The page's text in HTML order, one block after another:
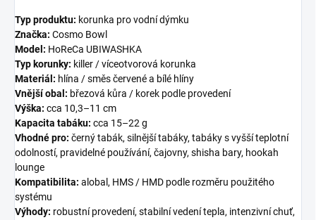
Typ produktu: korunka pro vodní dýmku
Značka: Cosmo Bowl
Model: HoReCa UBIWASHKA
Typ korunky: killer / víceotvorová korunka
Materiál: hlína / směs červené a bílé hlíny
Vnější obal: březová kůra / korek podle provedení
Výška: cca 10,3–11 cm
Kapacita tabáku: cca 15–22 g
Vhodné pro: černý tabák, silnější tabáky, tabáky s vyšší teplotní
odolností, pravidelné používání, čajovny, shisha bary, hookah
lounge
Kompatibilita: alobal, HMS / HMD podle rozměru použitého
systému
Výhody: robustní provedení, stabilní vedení tepla, intenzivní chuť,